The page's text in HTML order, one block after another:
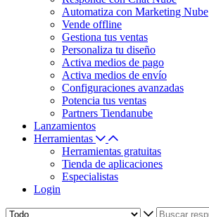
Automatiza con Marketing Nube
Vende offline
Gestiona tus ventas
Personaliza tu diseño
Activa medios de pago
Activa medios de envío
Configuraciones avanzadas
Potencia tus ventas
Partners Tiendanube
Lanzamientos
Herramientas
Herramientas gratuitas
Tienda de aplicaciones
Especialistas
Login